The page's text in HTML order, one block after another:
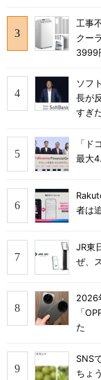
工事
クー
3999
ソフ
長が
すぎ
「ド
最大
者は
JR東
ぜ、
2026
「
た
SNS
ちょ